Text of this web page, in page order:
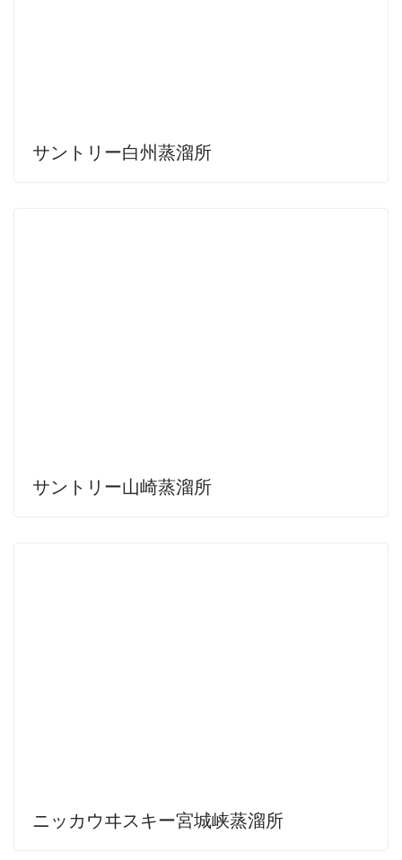
サントリー白州蒸溜所
サントリー山崎蒸溜所
ニッカウヰスキー宮城峡蒸溜所